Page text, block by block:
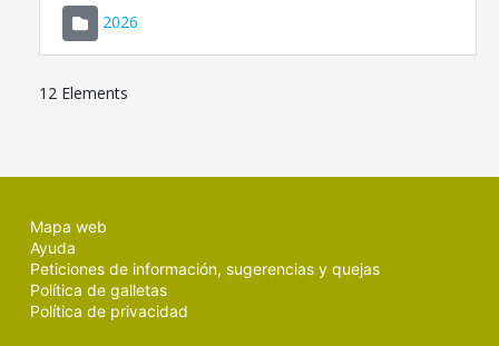
2026
12 Elements
Mapa web
Ayuda
Peticiones de información, sugerencias y quejas
Política de galletas
Política de privacidad